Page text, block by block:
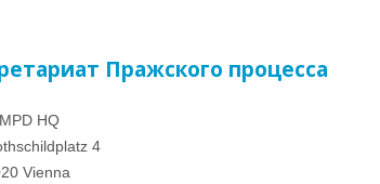
Пражского процесса
HQ
4
Vienna